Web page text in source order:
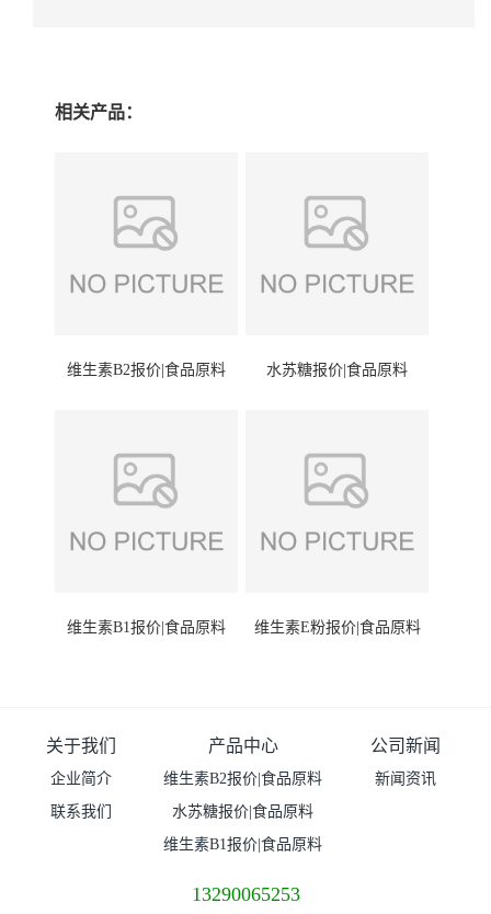
相关产品：
维生素B2报价|食品原料 水苏糖报价|食品原料
维生素B1报价|食品原料 维生素E粉报价|食品原料
关于我们
企业简介
联系我们
产品中心
维生素B2报价|食品原料
水苏糖报价|食品原料
维生素B1报价|食品原料
公司新闻
新闻资讯
13290065253